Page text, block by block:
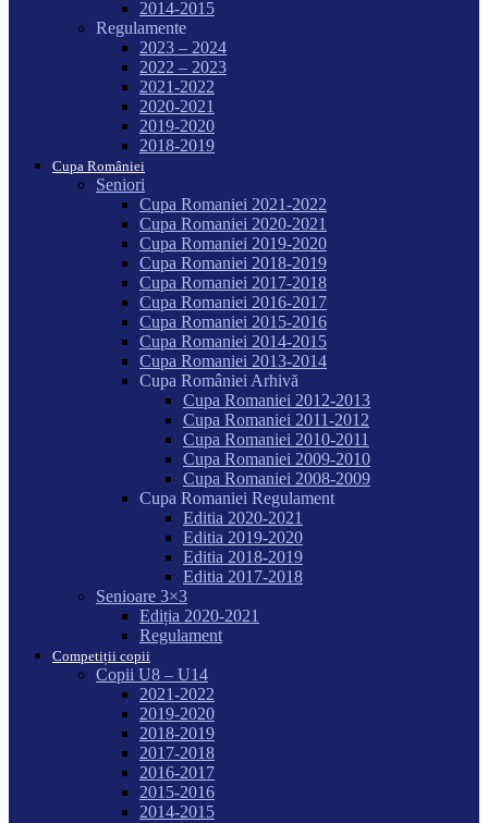
2014-2015
Regulamente
2023 – 2024
2022 – 2023
2021-2022
2020-2021
2019-2020
2018-2019
Cupa României
Seniori
Cupa Romaniei 2021-2022
Cupa Romaniei 2020-2021
Cupa Romaniei 2019-2020
Cupa Romaniei 2018-2019
Cupa Romaniei 2017-2018
Cupa Romaniei 2016-2017
Cupa Romaniei 2015-2016
Cupa Romaniei 2014-2015
Cupa Romaniei 2013-2014
Cupa României Arhivă
Cupa Romaniei 2012-2013
Cupa Romaniei 2011-2012
Cupa Romaniei 2010-2011
Cupa Romaniei 2009-2010
Cupa Romaniei 2008-2009
Cupa Romaniei Regulament
Editia 2020-2021
Editia 2019-2020
Editia 2018-2019
Editia 2017-2018
Senioare 3×3
Ediția 2020-2021
Regulament
Competiții copii
Copii U8 – U14
2021-2022
2019-2020
2018-2019
2017-2018
2016-2017
2015-2016
2014-2015